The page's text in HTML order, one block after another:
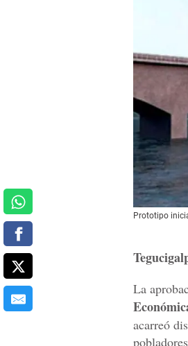
Prototipo
La
acarreó